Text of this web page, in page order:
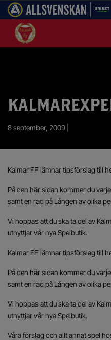
8 september, 2009 |
Kalmar FF lämnar tipsförslag till
På den här sidan kommer du
samt en rad på Lången av olika
Vi hoppas att du ska ta del av
utnyttjar vår nya Spelbutik.
Kalmar FF lämnar tipsförslag till
På den här sidan kommer du
samt en rad på Lången av olika
Vi hoppas att du ska ta del av
utnyttjar vår nya Spelbutik.
Våra förslag och allt annat spel